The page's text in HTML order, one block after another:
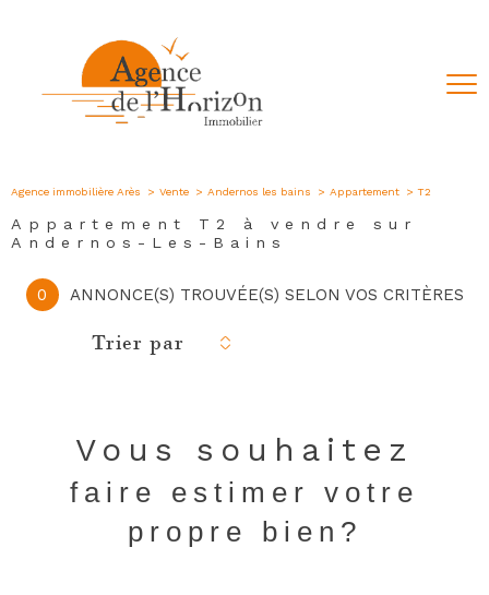
Agence immobilière Arès Vente Andernos les bains Appartement T2
Appartement T2 à vendre sur
Andernos-Les-Bains
0 ANNONCE(S) TROUVÉE(S) SELON VOS CRITÈRES
Trier par
Vous souhaitez
faire estimer votre
propre bien?